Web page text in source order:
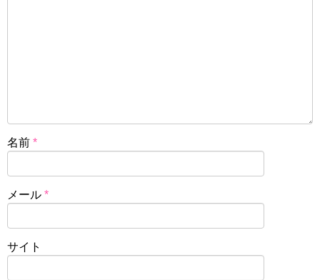
名前 *
メール *
サイト